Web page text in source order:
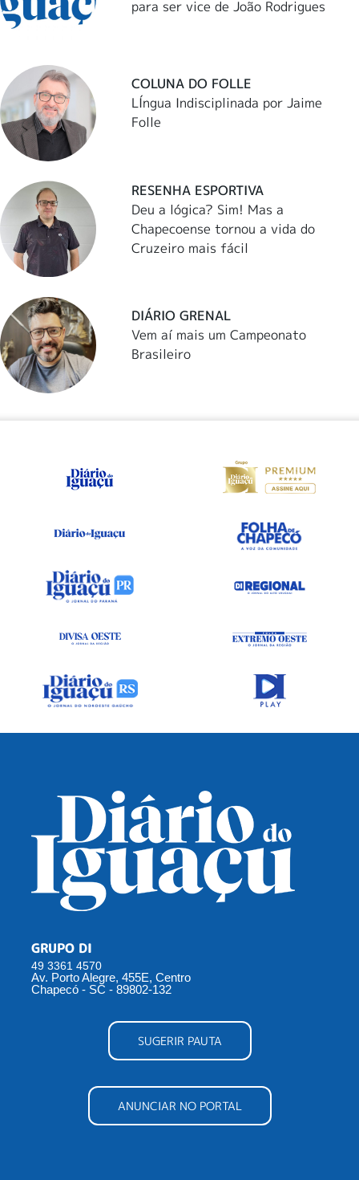
para ser vice de João Rodrigues
COLUNA DO FOLLE
LÍngua Indisciplinada por Jaime
Folle
RESENHA ESPORTIVA
Deu a lógica? Sim! Mas a
Chapecoense tornou a vida do
Cruzeiro mais fácil
DIÁRIO GRENAL
Vem aí mais um Campeonato
Brasileiro
GRUPO DI
49 3361 4570
Av. Porto Alegre, 455E, Centro
Chapecó - SC - 89802-132
SUGERIR PAUTA
ANUNCIAR NO PORTAL